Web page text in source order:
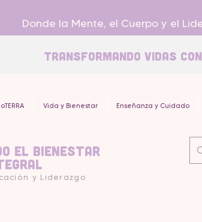
Donde la Mente, el Cuerpo y el
Transformando Vidas
Vida y Bienestar Enseñanza y Cuidado
el Bienestar
y Liderazgo